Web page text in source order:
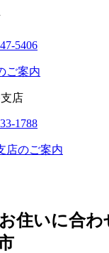
5406
ご案内
店
1788
店のご案内
住いに合わ